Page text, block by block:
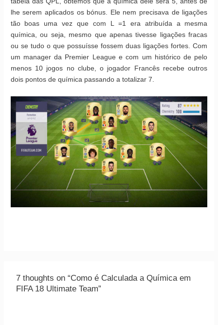
lhe serem aplicados os bónus. Ele nem precisava de ligações
tão boas uma vez que com L =1 era atribuída a mesma
química, ou seja, mesmo que apenas tivesse ligações fracas
ou se tudo o que possuísse fossem duas ligações fortes. Com
um manager da Premier League e com um histórico de pelo
menos 10 jogos no clube, o jogador Francês recebe outros
dois pontos de química passando a totalizar 7.
7 thoughts on “Como é Calculada a Química em
FIFA 18 Ultimate Team”